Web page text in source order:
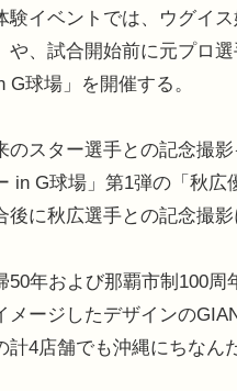
験イベントでは、ウグイ
や、試合開始前に元プロ
G球場」を開催する。
スター選手との記念撮
in G球場」第1弾の「秋
後に秋広選手との記念撮
年および那覇市制100周
メージしたデザインの
計4店舗でも沖縄にちなん